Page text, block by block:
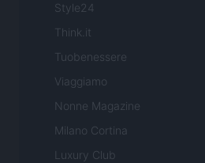
Style24
Think.it
Tuobenessere
Viaggiamo
Nonne Magazine
Milano Cortina
Luxury Club